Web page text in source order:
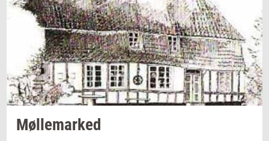
Møl­le­mar­ked